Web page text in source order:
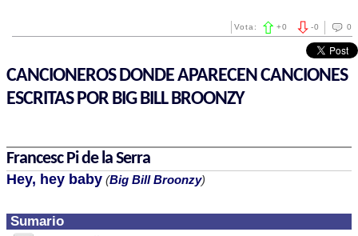
0
-0
Vota: +0
CANCIONEROS DONDE APARECEN CANCIONES
ESCRITAS POR BIG BILL BROONZY
Sumario
Francesc Pi de la Serra
Hey, hey baby (Big Bill Broonzy)